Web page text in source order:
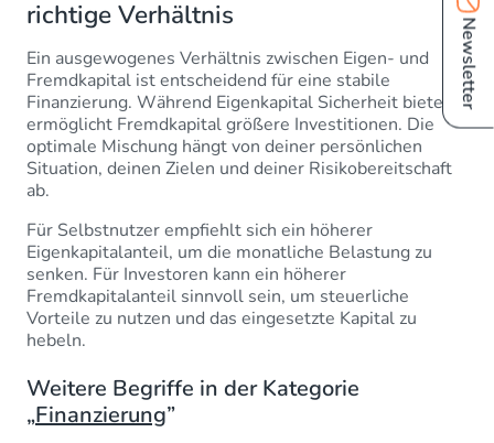
richtige Verhältnis
Ein ausgewogenes Verhältnis zwischen Eigen- und
Fremdkapital ist entscheidend für eine stabile
Finanzierung. Während Eigenkapital Sicherheit bietet,
ermöglicht Fremdkapital größere Investitionen. Die
optimale Mischung hängt von deiner persönlichen
Situation, deinen Zielen und deiner Risikobereitschaft
ab.
Für Selbstnutzer empfiehlt sich ein höherer
Eigenkapitalanteil, um die monatliche Belastung zu
senken. Für Investoren kann ein höherer
Fremdkapitalanteil sinnvoll sein, um steuerliche
Vorteile zu nutzen und das eingesetzte Kapital zu
hebeln.
Weitere Begriffe in der Kategorie
„Finanzierung”
Newsletter